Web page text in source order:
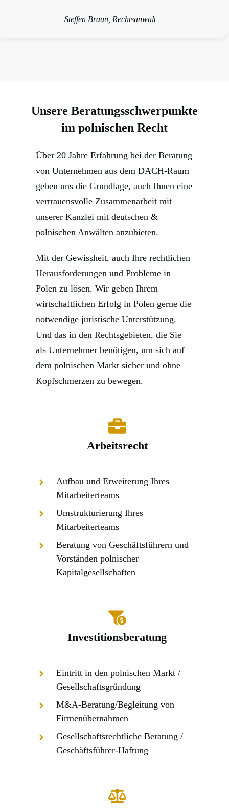
Steffen Braun, Rechtsanwalt
Unsere Beratungsschwerpunkte
im polnischen Recht
Über 20 Jahre Erfahrung bei der Beratung
von Unternehmen aus dem DACH-Raum
geben uns die Grundlage, auch Ihnen eine
vertrauensvolle Zusammenarbeit mit
unserer Kanzlei mit deutschen &
polnischen Anwälten anzubieten.
Mit der Gewissheit, auch Ihre rechtlichen
Herausforderungen und Probleme in
Polen zu lösen. Wir geben Ihrem
wirtschaftlichen Erfolg in Polen gerne die
notwendige juristische Unterstützung.
Und das in den Rechtsgebieten, die Sie
als Unternehmer benötigen, um sich auf
dem polnischen Markt sicher und ohne
Kopfschmerzen zu bewegen.
Arbeitsrecht
Aufbau und Erweiterung Ihres
Mitarbeiterteams
Umstrukturierung Ihres
Mitarbeiterteams
Beratung von Geschäftsführern und
Vorständen polnischer
Kapitalgesellschaften
Investitionsberatung
Eintritt in den polnischen Markt /
Gesellschaftsgründung
M&A-Beratung/Begleitung von
Firmenübernahmen
Gesellschaftsrechtliche Beratung /
Geschäftsführer-Haftung